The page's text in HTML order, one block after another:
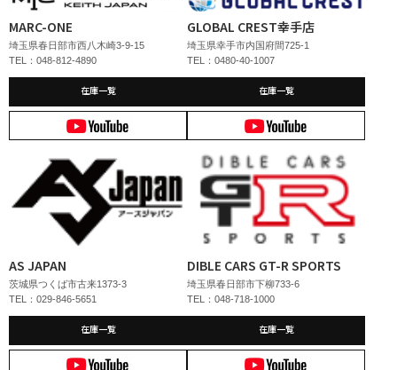
MARC-ONE
埼玉県春日部市西八木崎3-9-15
TEL：048-812-4890
在庫一覧
GLOBAL CREST幸手店
埼玉県幸手市内国府間725-1
TEL：0480-40-1007
在庫一覧
AS JAPAN
茨城県つくば市古来1373-3
TEL：029-846-5651
在庫一覧
DIBLE CARS GT-R SPORTS
埼玉県春日部市下柳733-6
TEL：048-718-1000
在庫一覧